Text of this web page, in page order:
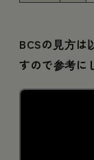
BCSの見方は
すので参考に